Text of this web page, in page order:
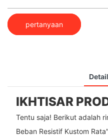
pertanyaan
IKHTISAR
Tentu saja! Berikut adalah
Beban Resistif Kustom